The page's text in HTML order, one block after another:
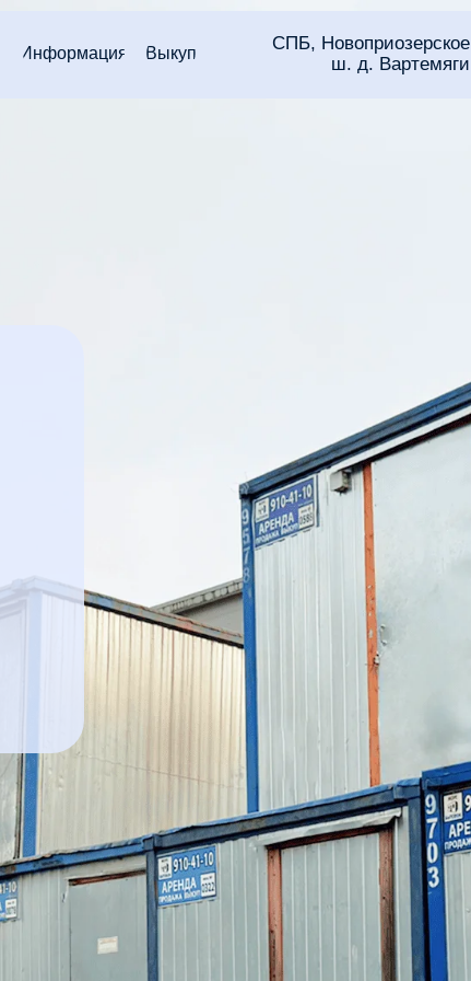
СПБ, Новоприозерское
ш. д. Вартемяги
Выкуп
Информация